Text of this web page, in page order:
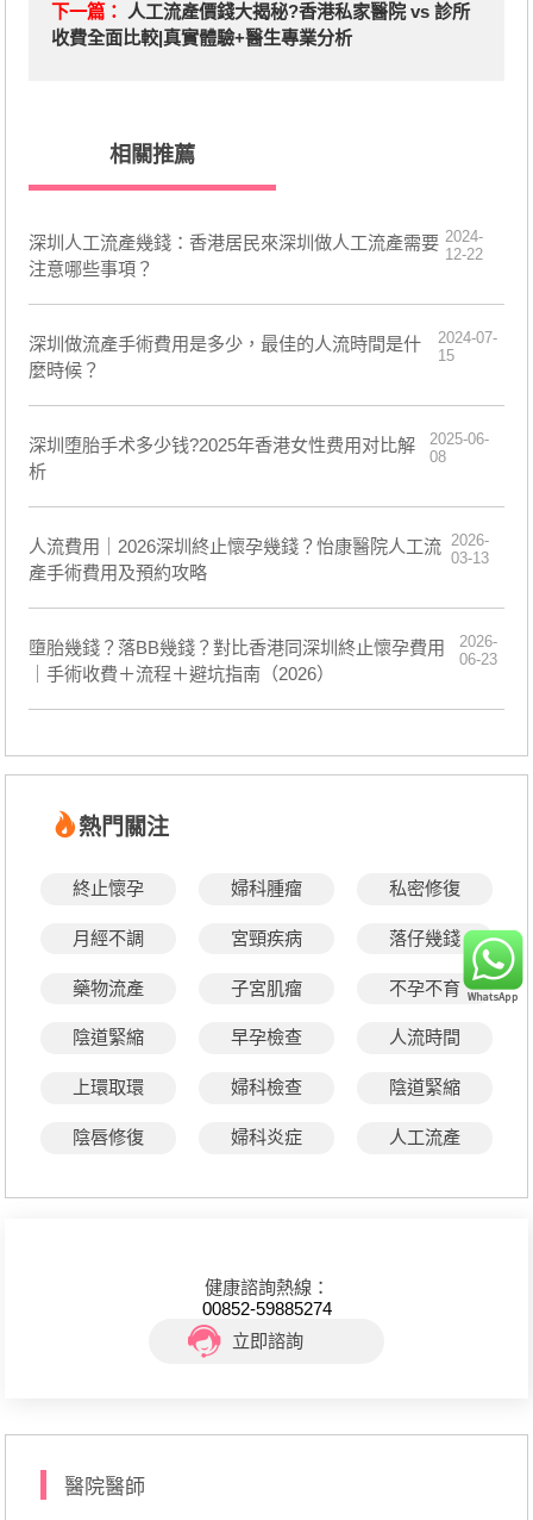
下一篇：
人工流產價錢大揭秘?香港私家醫院 vs 診所
收費全面比較|真實體驗+醫生專業分析
相關推薦
​深圳人工流產幾錢：香港居民來深圳做人工流產需要
注意哪些事項？
2024-
12-22
深圳做流產手術費用是多少，最佳的人流時間是什
麼時候？
2024-07-
15
深圳堕胎手术多少钱?2025年香港女性费用对比解
析
2025-06-
08
人流費用｜2026深圳終止懷孕幾錢？怡康醫院人工流
產手術費用及預約攻略
2026-
03-13
墮胎幾錢？落BB幾錢？對比香港同深圳終止懷孕費用
｜手術收費＋流程＋避坑指南（2026）
2026-
06-23
熱門關注
終止懷孕 婦科腫瘤 私密修復
月經不調 宮頸疾病 落仔幾錢
藥物流產 子宮肌瘤 不孕不育
陰道緊縮 早孕檢查 人流時間
上環取環 婦科檢查 陰道緊縮
陰唇修復 婦科炎症 人工流產
健康諮詢熱線：
00852-59885274
立即諮詢
醫院醫師